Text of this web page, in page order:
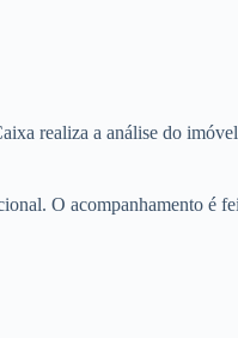
realiza a análise do
O acompanhamento é